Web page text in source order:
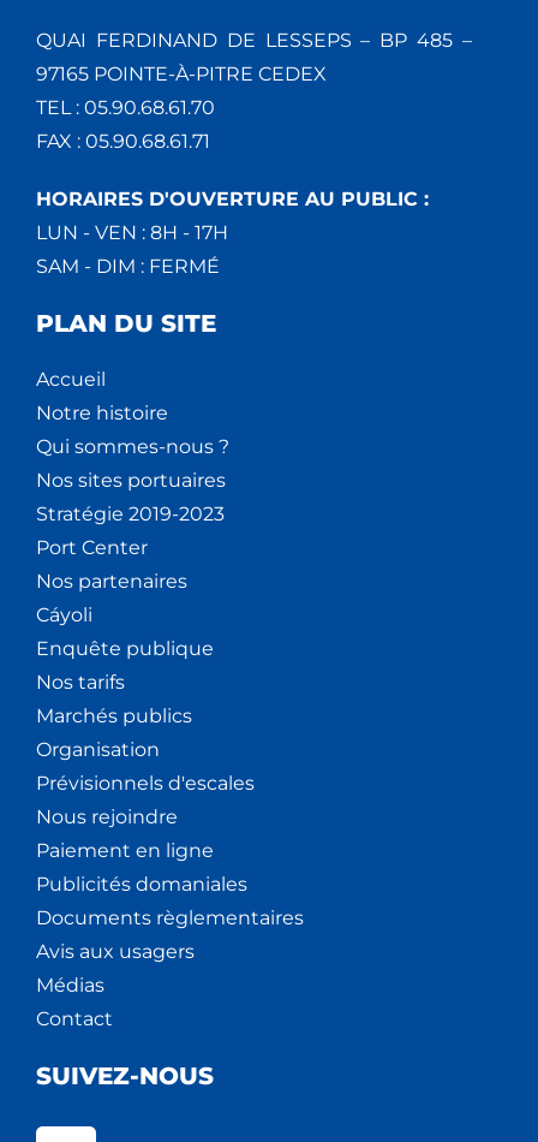
QUAI FERDINAND DE LESSEPS – BP 485 –
97165 POINTE-À-PITRE CEDEX
TEL : 05.90.68.61.70
FAX : 05.90.68.61.71
HORAIRES D'OUVERTURE AU PUBLIC :
LUN - VEN : 8H - 17H
SAM - DIM : FERMÉ
PLAN DU SITE
Accueil
Notre histoire
Qui sommes-nous ?
Nos sites portuaires
Stratégie 2019-2023
Port Center
Nos partenaires
Cáyoli
Enquête publique
Nos tarifs
Marchés publics
Organisation
Prévisionnels d'escales
Nous rejoindre
Paiement en ligne
Publicités domaniales
Documents règlementaires
Avis aux usagers
Médias
Contact
SUIVEZ-NOUS